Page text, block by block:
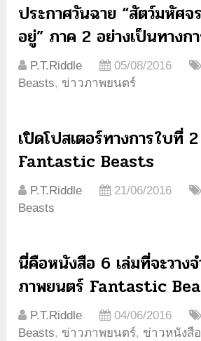
ประกาศวันฉาย “สัตว์มหัศ
อยู่” ภาค 2 อย่างเป็นทางก
P.T.Riddle 05/08/2016
Beasts, ข่าวภาพยนตร์
เปิดโปสเตอร์ทางการใบที่
Fantastic Beasts
P.T.Riddle 21/06/2016
Beasts
นี่คือหนังสือ 6 เล่มที่จะวาง
ภาพยนตร์ Fantastic
P.T.Riddle 04/06/2016
Beasts, ข่าวภาพยนตร์, ข่าวหนังสือ